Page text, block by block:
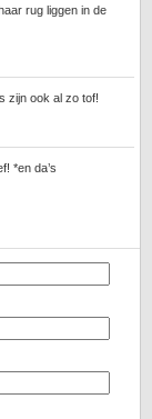
rug liggen in de
zijn ook al zo tof!
*en da’s